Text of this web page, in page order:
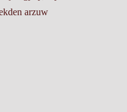
arzuw